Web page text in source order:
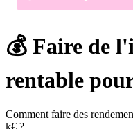
💰 Faire de
rentable
Comment faire des
k€ ?